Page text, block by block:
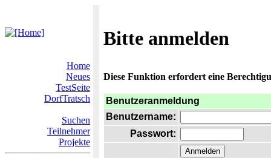
Bitte anmelden
Home
Neues
TestSeite
DorfTratsch
Suchen
Teilnehmer
Projekte
Diese Funktion erfordert eine
Benutzeranmeldung
Benutzername:
Passwort: